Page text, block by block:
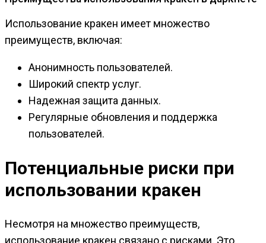
Использование кракен имеет множество
преимуществ, включая:
Анонимность пользователей.
Широкий спектр услуг.
Надежная защита данных.
Регулярные обновления и поддержка
пользователей.
Потенциальные риски при
использовании кракен
Несмотря на множество преимуществ,
использование кракен связано с рисками. Это